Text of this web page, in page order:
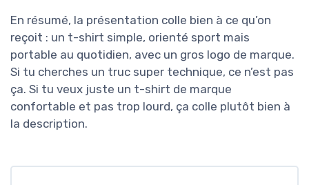
En résumé, la présentation colle bien à ce qu’on
reçoit : un t-shirt simple, orienté sport mais
portable au quotidien, avec un gros logo de marque.
Si tu cherches un truc super technique, ce n’est pas
ça. Si tu veux juste un t-shirt de marque
confortable et pas trop lourd, ça colle plutôt bien à
la description.